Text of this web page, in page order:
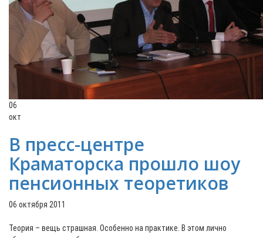
06
окт
В пресс-центре
Краматорска прошло шоу
пенсионных теоретиков
06 октября 2011
Теория – вещь страшная. Особенно на практике. В этом лично